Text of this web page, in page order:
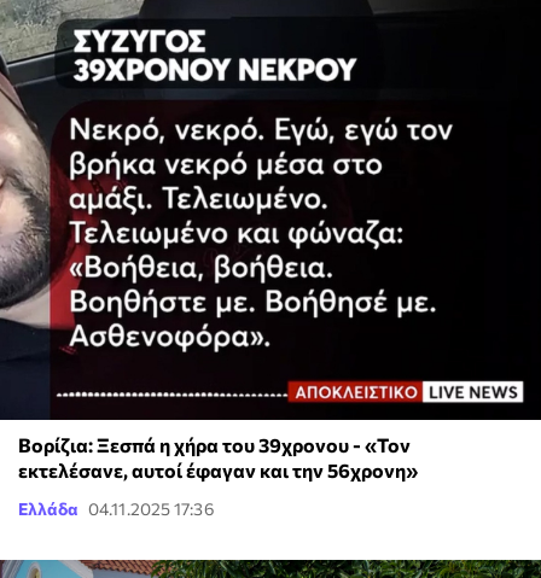
Βορίζια: Ξεσπά η χήρα του 39χρονου - «Τον
εκτελέσανε, αυτοί έφαγαν και την 56χρονη»
Ελλάδα 04.11.2025 17:36